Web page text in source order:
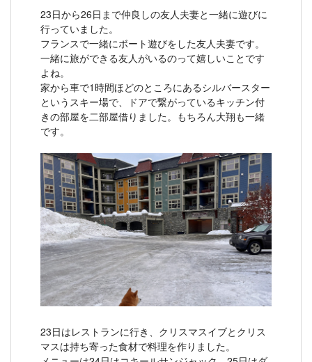
23日から26日まで仲良しの友人夫妻と一緒に遊びに
行っていました。
フランスで一緒にボート遊びをした友人夫妻です。
一緒に旅ができる友人がいるのって嬉しいことです
よね。
家から車で1時間ほどのところにあるシルバースター
というスキー場で、ドアで繋がっているキッチン付
きの部屋を二部屋借りました。もちろん大翔も一緒
です。
23日はレストランに行き、クリスマスイブとクリス
マスは持ち寄った食材で料理を作りました。